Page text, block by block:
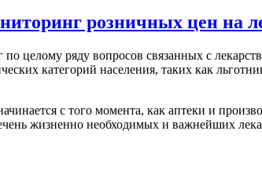
розничных цен на
целому ряду вопросов связанных с
категорий населения, таких как
с того момента, как аптеки и
жизненно необходимых и важнейших